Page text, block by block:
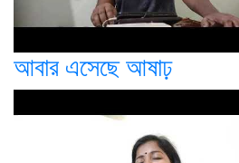
আবার এসেছে আষাঢ়